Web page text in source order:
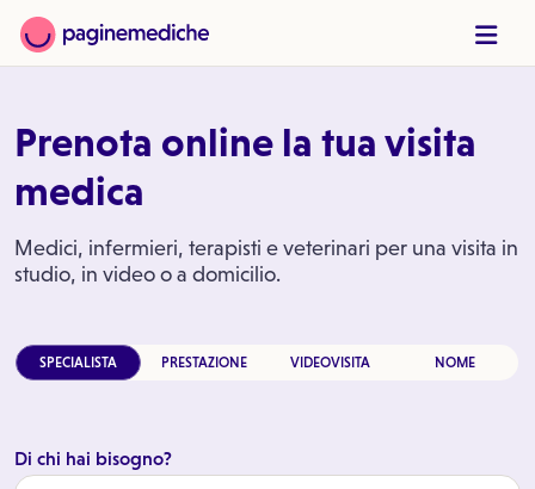
Prenota online la tua visita
medica
Medici, infermieri, terapisti e veterinari per una visita in
studio, in video o a domicilio.
SPECIALISTA PRESTAZIONE VIDEOVISITA NOME
Di chi hai bisogno?